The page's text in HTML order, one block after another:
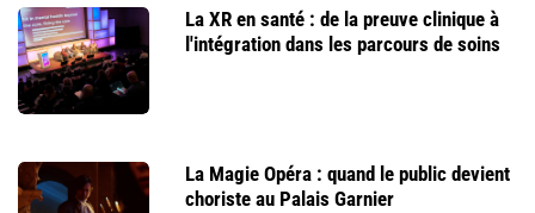
La XR en santé : de la preuve clinique à
l'intégration dans les parcours de soins
La Magie Opéra : quand le public devient
choriste au Palais Garnier